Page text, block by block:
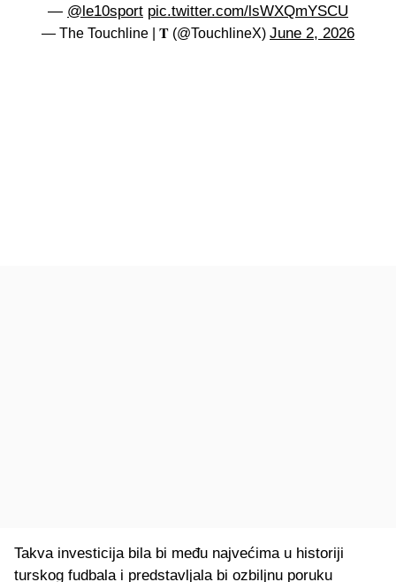
— @le10sport pic.twitter.com/lsWXQmYSCU
— The Touchline | 𝐓 (@TouchlineX) June 2, 2026
Takva investicija bila bi među najvećima u historiji
turskog fudbala i predstavljala bi ozbiljnu poruku